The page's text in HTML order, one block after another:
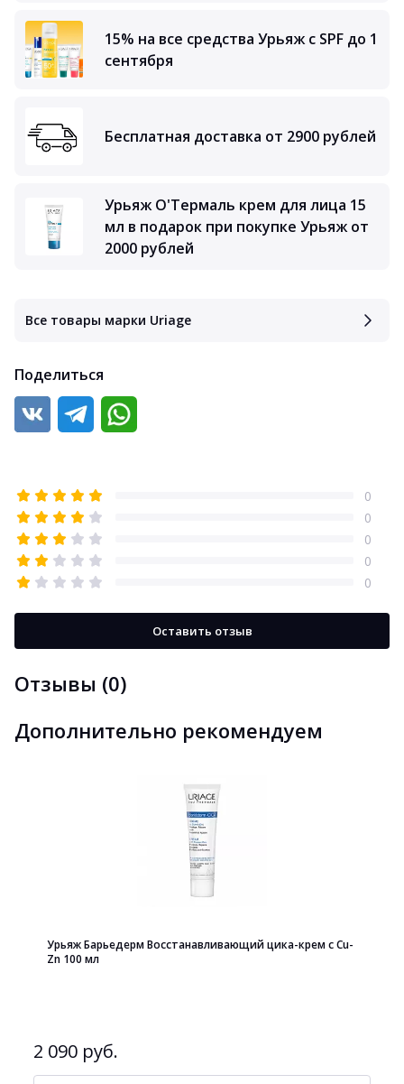
15% на все средства Урьяж с SPF до 1
сентября
Бесплатная доставка от 2900 рублей
Урьяж О'Термаль крем для лица 15
мл в подарок при покупке Урьяж от
2000 рублей
Все товары марки Uriage
Поделиться
Отзывы (0)
0
0
0
0
0
Оставить отзыв
Дополнительно рекомендуем
Урьяж Барьедерм Восстанавливающий цика-крем с Cu-
Zn 100 мл
2 090 руб.